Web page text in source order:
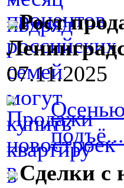
Рост
07.11.2025
подъё...
Сделки с